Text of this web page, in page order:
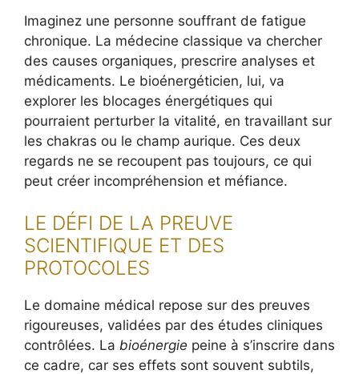
Imaginez une personne souffrant de fatigue
chronique. La médecine classique va chercher
des causes organiques, prescrire analyses et
médicaments. Le bioénergéticien, lui, va
explorer les blocages énergétiques qui
pourraient perturber la vitalité, en travaillant sur
les chakras ou le champ aurique. Ces deux
regards ne se recoupent pas toujours, ce qui
peut créer incompréhension et méfiance.
LE DÉFI DE LA PREUVE
SCIENTIFIQUE ET DES
PROTOCOLES
Le domaine médical repose sur des preuves
rigoureuses, validées par des études cliniques
contrôlées. La bioénergie peine à s’inscrire dans
ce cadre, car ses effets sont souvent subtils,